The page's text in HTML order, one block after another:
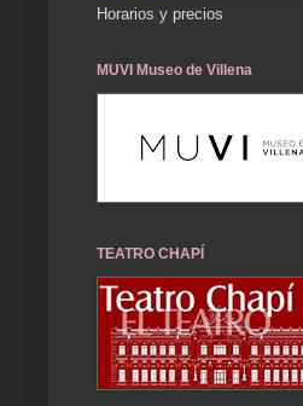
Horarios y precios
MUVI Museo de Villena
TEATRO CHAPÍ